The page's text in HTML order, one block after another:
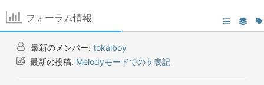
フォーラム情報
最新のメンバー: tokaiboy
最新の投稿: Melodyモードでの♭表記